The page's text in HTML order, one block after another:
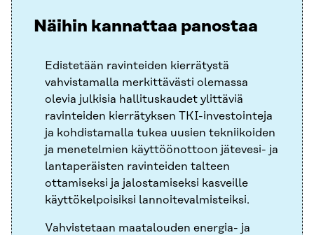
Näihin kannattaa panostaa
Edistetään ravinteiden kierrätystä
vahvistamalla merkittävästi olemassa
olevia julkisia hallituskaudet ylittäviä
ravinteiden kierrätyksen TKI-investointeja
ja kohdistamalla tukea uusien tekniikoiden
ja menetelmien käyttöönottoon jätevesi- ja
lantaperäisten ravinteiden talteen
ottamiseksi ja jalostamiseksi kasveille
käyttökelpoisiksi lannoitevalmisteiksi.
Vahvistetaan maatalouden energia- ja